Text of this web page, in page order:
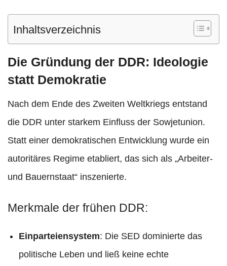
Inhaltsverzeichnis
Die Gründung der DDR: Ideologie
statt Demokratie
Nach dem Ende des Zweiten Weltkriegs entstand
die DDR unter starkem Einfluss der Sowjetunion.
Statt einer demokratischen Entwicklung wurde ein
autoritäres Regime etabliert, das sich als „Arbeiter-
und Bauernstaat“ inszenierte.​
Merkmale der frühen DDR:
Einparteiensystem: Die SED dominierte das
politische Leben und ließ keine echte